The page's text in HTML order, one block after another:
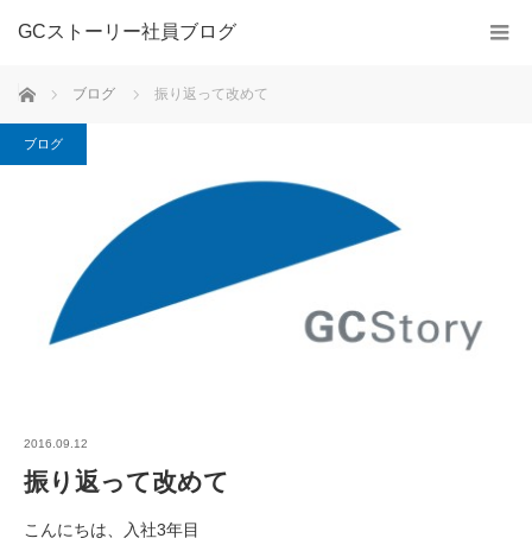
GCストーリー社員ブログ
ホーム ブログ 振り返って改めて
ブログ
2016.09.12
振り返って改めて
こんにちは、入社3年目